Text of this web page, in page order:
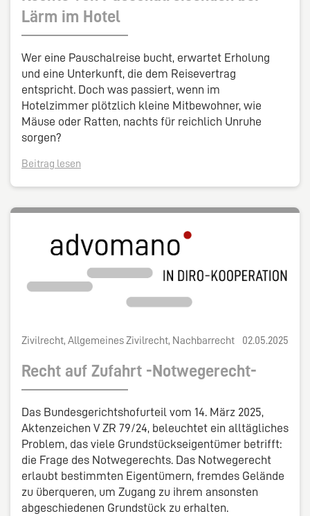
Lärm im Hotel
Wer eine Pauschalreise bucht, erwartet Erholung
und eine Unterkunft, die dem Reisevertrag
entspricht. Doch was passiert, wenn im
Hotelzimmer plötzlich kleine Mitbewohner, wie
Mäuse oder Ratten, nachts für reichlich Unruhe
sorgen?
Beitrag lesen
Zivilrecht, Allgemeines Zivilrecht, Nachbarrecht 02.05.2025
Recht auf Zufahrt -Notwegerecht-
Das Bundesgerichtshofurteil vom 14. März 2025,
Aktenzeichen V ZR 79/24, beleuchtet ein alltägliches
Problem, das viele Grundstückseigentümer betrifft:
die Frage des Notwegerechts. Das Notwegerecht
erlaubt bestimmten Eigentümern, fremdes Gelände
zu überqueren, um Zugang zu ihrem ansonsten
abgeschiedenen Grundstück zu erhalten.